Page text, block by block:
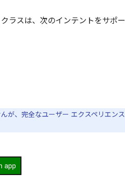
クラスは、次のインテントをサポー
が、完全なユーザー エクスペリエンス